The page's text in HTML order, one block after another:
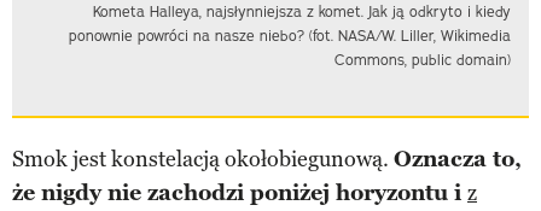
Kometa Halleya, najsłynniejsza z komet. Jak ją odkryto i kiedy
ponownie powróci na nasze niebo? (fot. NASA/W. Liller, Wikimedia
Commons, public domain)
Smok jest konstelacją okołobiegunową. Oznacza to,
że nigdy nie zachodzi poniżej horyzontu i z